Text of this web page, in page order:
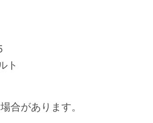
ト
合があります。